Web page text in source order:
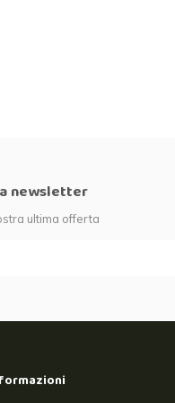
newsletter
ultima offerta